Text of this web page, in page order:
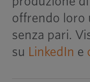
offrendo loro
senza pari.
su LinkedIn e